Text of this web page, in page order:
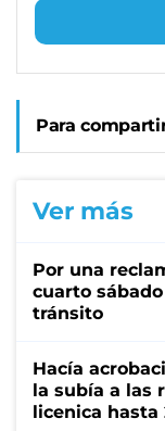
Para
Ver más
Por una
cuarto
tránsito
Hacía
la subía a las
licenica hasta